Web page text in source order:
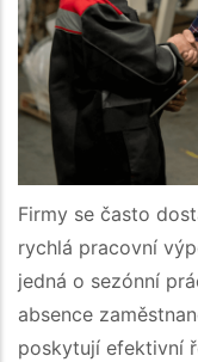
Firmy se často
rychlá pracovní
jedná o sezónní
absence
poskytují efektivní